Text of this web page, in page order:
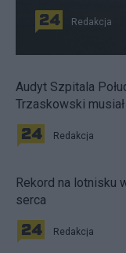
Redakcja
Audyt Szpitala
Trzaskowski
Redakcja
Rekord na lotnisku
serca
Redakcja